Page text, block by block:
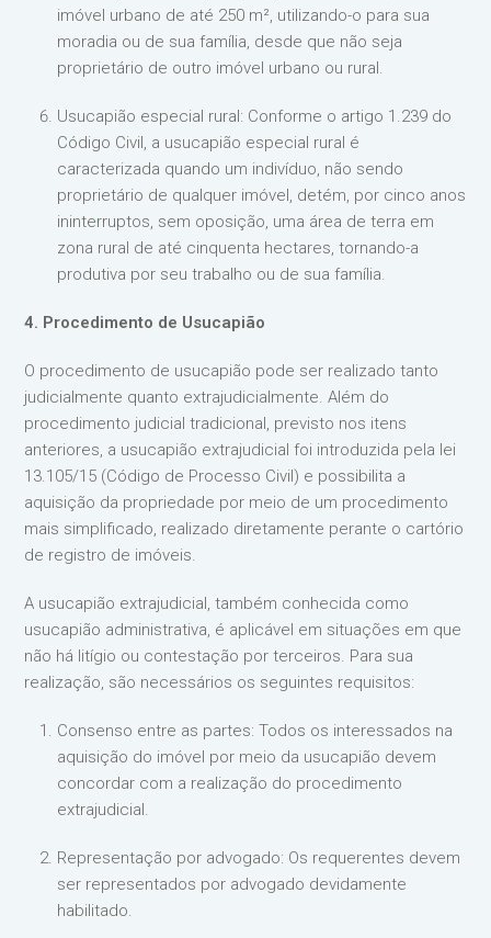
imóvel urbano de até 250 m², utilizando-o para sua
moradia ou de sua família, desde que não seja
proprietário de outro imóvel urbano ou rural.
Usucapião especial rural: Conforme o artigo 1.239 do
Código Civil, a usucapião especial rural é
caracterizada quando um indivíduo, não sendo
proprietário de qualquer imóvel, detém, por cinco anos
ininterruptos, sem oposição, uma área de terra em
zona rural de até cinquenta hectares, tornando-a
produtiva por seu trabalho ou de sua família.
4. Procedimento de Usucapião
O procedimento de usucapião pode ser realizado tanto
judicialmente quanto extrajudicialmente. Além do
procedimento judicial tradicional, previsto nos itens
anteriores, a usucapião extrajudicial foi introduzida pela lei
13.105/15 (Código de Processo Civil) e possibilita a
aquisição da propriedade por meio de um procedimento
mais simplificado, realizado diretamente perante o cartório
de registro de imóveis.
A usucapião extrajudicial, também conhecida como
usucapião administrativa, é aplicável em situações em que
não há litígio ou contestação por terceiros. Para sua
realização, são necessários os seguintes requisitos:
Consenso entre as partes: Todos os interessados na
aquisição do imóvel por meio da usucapião devem
concordar com a realização do procedimento
extrajudicial.
Representação por advogado: Os requerentes devem
ser representados por advogado devidamente
habilitado.